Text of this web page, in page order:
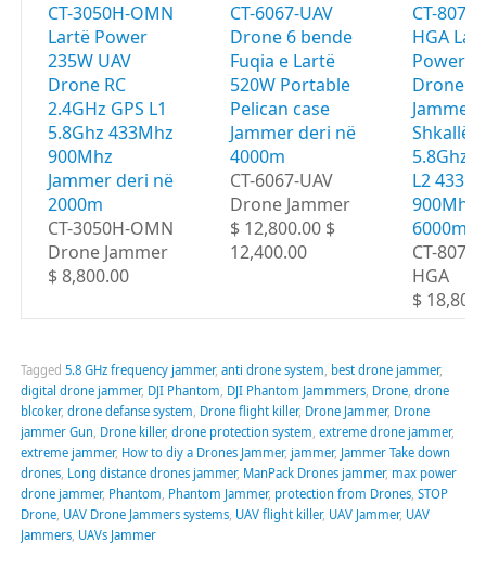
CT-3050H-OMN
Lartë Power
235W UAV
Drone RC
2.4GHz GPS L1
5.8Ghz 433Mhz
900Mhz
Jammer deri në
2000m
CT-3050H-OMN
Drone Jammer
$ 8,800.00
CT-6067-UAV
Drone 6 bende
Fuqia e Lartë
520W Portable
Pelican case
Jammer deri në
4000m
CT-6067-UAV
Drone Jammer
$ 12,800.00 $
12,400.00
CT-
HGA
Power
Drone
Jammer
Shkallë
5.8Ghz
L2
900Mhz
6000m
CT-
HGA
$
Tagged 5.8 GHz frequency jammer, anti drone system best drone jammer,
digital drone jammer, DJI Phantom DJI Phantom Jammmers, Drone, drone
blcoker, drone defanse system Drone flight killer, Drone Jammer, Drone
jammer Gun Drone killer, drone protection system extreme drone jammer,
extreme jammer, How to diy a Drones Jammer, jammer, Jammer Take down
drones, Long distance drones jammer, ManPack Drones jammer, max power
drone jammer, Phantom Phantom Jammer, protection from Drones, STOP
Drone, UAV Drone Jammers systems, UAV flight killer, UAV Jammer, UAV
Jammers, UAVs Jammer